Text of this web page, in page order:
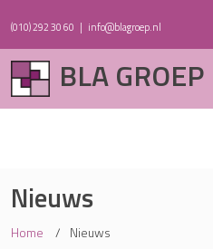
(010) 292 30 60 | info@blagroep.nl
BLA GROEP
Nieuws
Home Nieuws